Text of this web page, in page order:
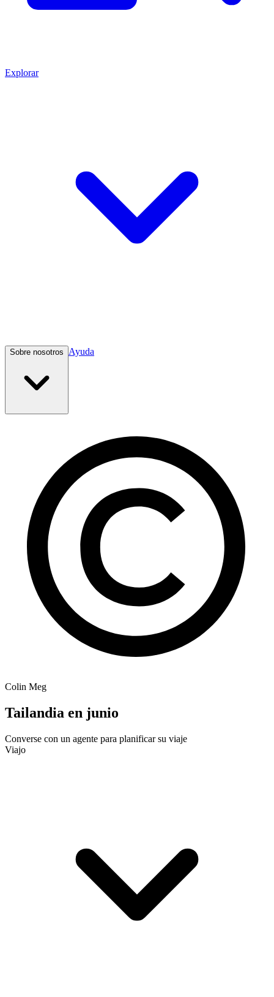
Explorar
Sobre nosotros Ayuda
Colin Meg
Tailandia en junio
Converse con un agente para planificar su viaje
Viajo